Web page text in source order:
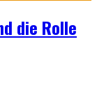
die Rolle